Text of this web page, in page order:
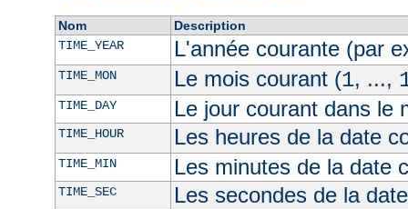
Nom
Description
TIME_YEAR
L'année courante (par
TIME_MON Le mois courant (1, ...,
TIME_DAY Le jour courant dans le
TIME_HOUR Les heures de la date
TIME_MIN Les minutes de la date
TIME_SEC Les secondes de la